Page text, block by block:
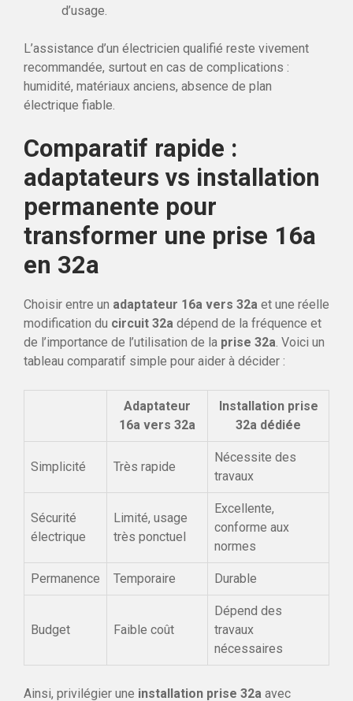
d’usage.
L’assistance d’un électricien qualifié reste vivement
recommandée, surtout en cas de complications :
humidité, matériaux anciens, absence de plan
électrique fiable.
Comparatif rapide :
adaptateurs vs installation
permanente pour
transformer une prise 16a
en 32a
Choisir entre un adaptateur 16a vers 32a et une réelle
modification du circuit 32a dépend de la fréquence et
de l’importance de l’utilisation de la prise 32a. Voici un
tableau comparatif simple pour aider à décider :
Adaptateur
16a vers 32a
Installation prise
32a dédiée
Simplicité Très rapide
Nécessite des
travaux
Sécurité
électrique
Limité, usage
très ponctuel
Excellente,
conforme aux
normes
Permanence Temporaire Durable
Budget Faible coût
Dépend des
travaux
nécessaires
Ainsi, privilégier une installation prise 32a avec